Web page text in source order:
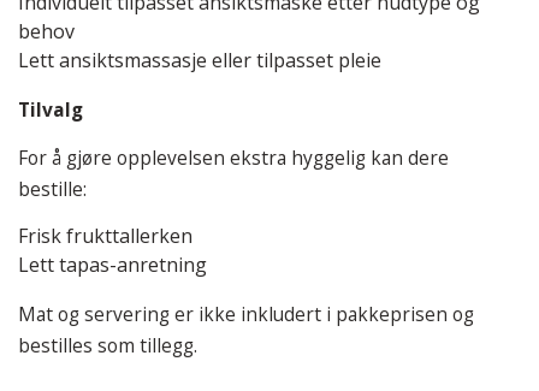
behov
Lett ansiktsmassasje eller tilpasset pleie
Tilvalg
For å gjøre opplevelsen ekstra hyggelig kan dere
bestille:
Frisk frukttallerken
Lett tapas-anretning
Mat og servering er ikke inkludert i pakkeprisen og
bestilles som tillegg.